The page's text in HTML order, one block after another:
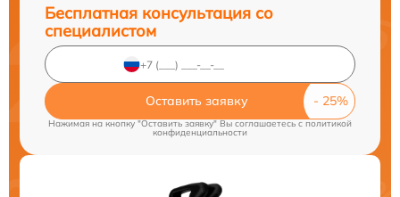
Бесплатная консультация со
специалистом
Оставить заявку
Нажимая на кнопку "Оставить заявку" Вы соглашаетесь c политикой
конфиденциальности